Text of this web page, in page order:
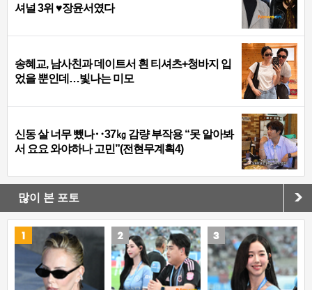
셔널 3위 ♥장윤서였다
송혜교, 남사친과 데이트서 흰 티셔츠+청바지 입
었을 뿐인데…빛나는 미모
신동 살 너무 뺐나‥37㎏ 감량 부작용 “못 알아봐
서 요요 와야하나 고민”(전현무계획4)
많이 본 포토